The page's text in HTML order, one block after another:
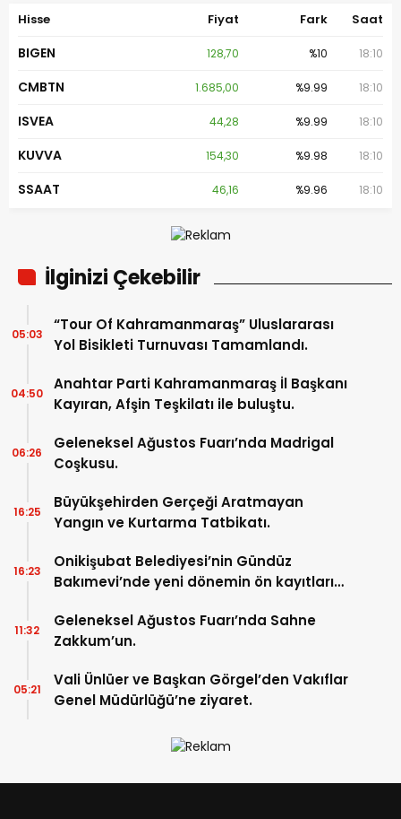
Hisse Fiyat Fark Saat
BIGEN 128,70 %10 18:10
CMBTN 1.685,00 %9.99 18:10
ISVEA 44,28 %9.99 18:10
KUVVA 154,30 %9.98 18:10
SSAAT 46,16 %9.96 18:10
İlginizi Çekebilir
“Tour Of Kahramanmaraş” Uluslararası
Yol Bisikleti Turnuvası Tamamlandı.
05:03
Anahtar Parti Kahramanmaraş İl Başkanı
Kayıran, Afşin Teşkilatı ile buluştu.
04:50
Geleneksel Ağustos Fuarı’nda Madrigal
Coşkusu.
06:26
Büyükşehirden Gerçeği Aratmayan
Yangın ve Kurtarma Tatbikatı.
16:25
Onikişubat Belediyesi’nin Gündüz
Bakımevi’nde yeni dönemin ön kayıtları
16:23
Geleneksel Ağustos Fuarı’nda Sahne
Zakkum’un.
11:32
Vali Ünlüer ve Başkan Görgel’den Vakıflar
Genel Müdürlüğü’ne ziyaret.
05:21